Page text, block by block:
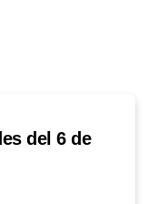
del 6 de